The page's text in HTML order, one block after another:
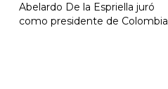
Abelardo De la Espriella juró
como presidente de Colombia